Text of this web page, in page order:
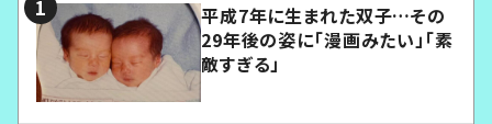
平成7年に生まれた双子…その
29年後の姿に「漫画みたい」「素
敵すぎる」